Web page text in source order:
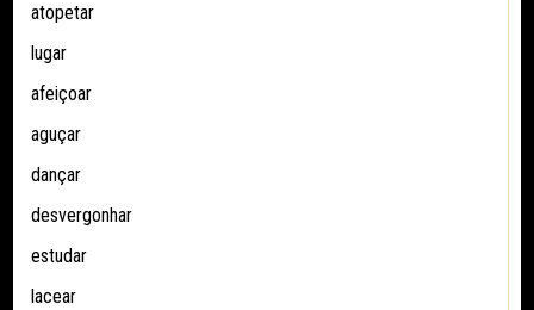
atopetar
lugar
afeiçoar
aguçar
dançar
desvergonhar
estudar
lacear